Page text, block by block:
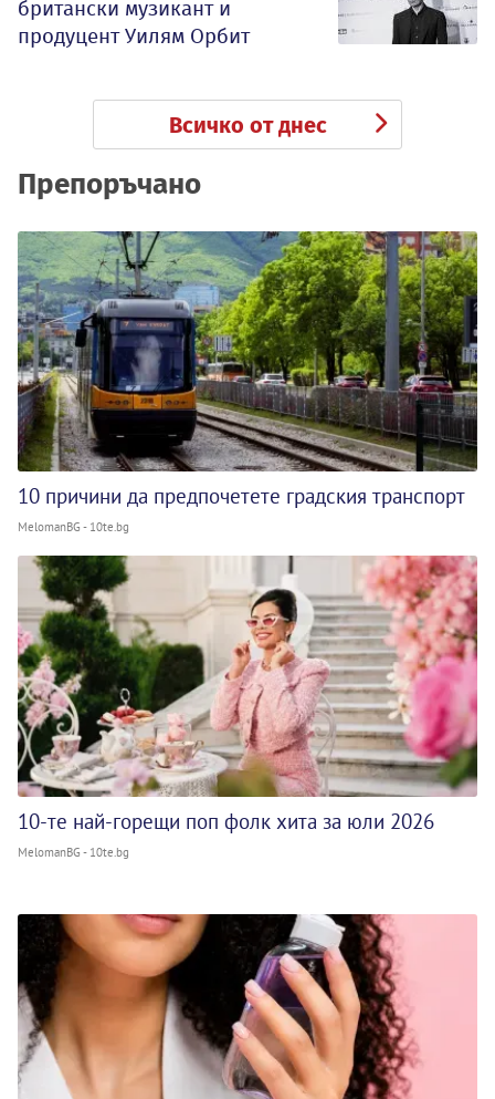
британски музикант и
продуцент Уилям Орбит
Всичко от днес
Препоръчано
10 причини да предпочетете градския транспорт
MelomanBG - 10te.bg
10-те най-горещи поп фолк хита за юли 2026
MelomanBG - 10te.bg